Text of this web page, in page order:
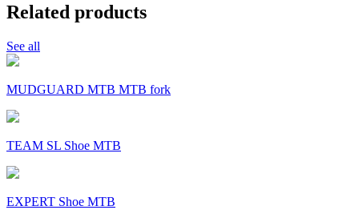
Related products
See all
MUDGUARD MTB MTB fork
TEAM SL Shoe MTB
EXPERT Shoe MTB